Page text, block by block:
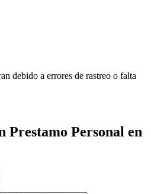
debido a errores de rastreo o falta
Prestamo Personal en